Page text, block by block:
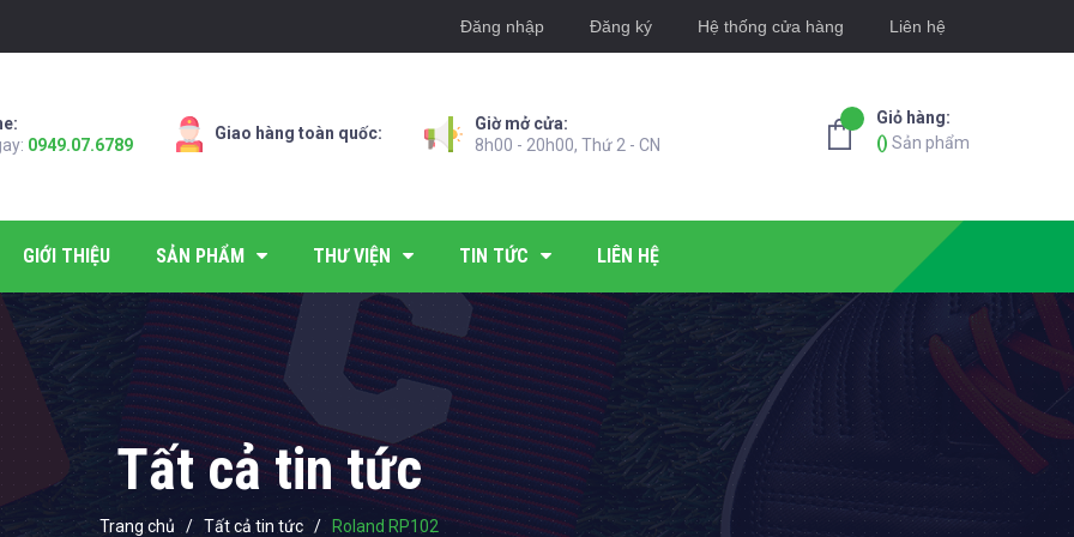
Đăng nhập Đăng ký Hệ thống cửa hàng Liên hệ
0949.07.6789
Giao hàng toàn quốc:
Giờ mở cửa:
8h00 - 20h00, Thứ 2 - CN
Giỏ hàng:
() Sản phẩm
GIỚI THIỆU SẢN PHẨM THƯ VIỆN TIN TỨC LIÊN HỆ
Tất cả tin tức
Trang chủ / Tất cả tin tức / Roland RP102